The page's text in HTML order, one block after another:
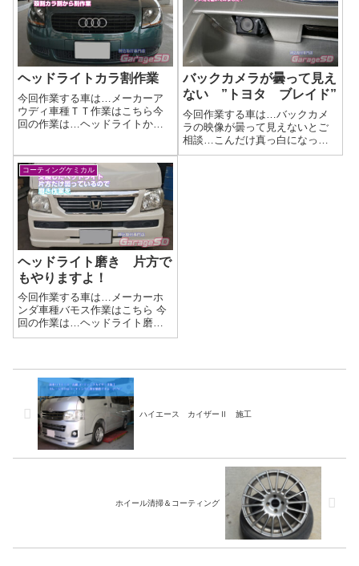
ヘッドライトカラ割作業
今回作業する車は…メーカーア
ウディ車種ＴＴ作業はこちら今
回の作業は…ヘッドライトから
トをカラ割作業からのクリーニ
ング！作業写真内側には水滴跡
がありましたので、クリーニン
グを…作業完了し...
バックカメラが曇って見え
ない ”トヨタ ブレイド”
今回作業する車は…バックカメ
ラの映像が曇って見えないとご
相談…こんだけ真っ白になって
いては見えないはずです(/ω＼)メ
コーティングケミカル
ヘッドライト磨き 片方で
もやりますよ！
今回作業する車は…メーカーホ
ンダ車種バモス作業はこちら 今
回の作業は…ヘッドライト磨き
くすんで劣化してしまったヘッ
た(^_-)-☆ヘッドライト磨きの...
ハイエース カイザーⅡ 施工
ホイール清掃＆コーティング